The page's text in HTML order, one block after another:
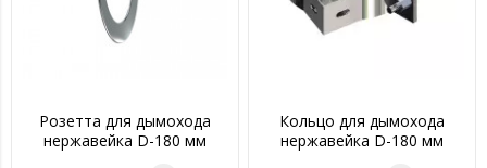
Розетта для дымохода
нержавейка D-180 мм
Кольцо для дымохода
нержавейка D-180 мм